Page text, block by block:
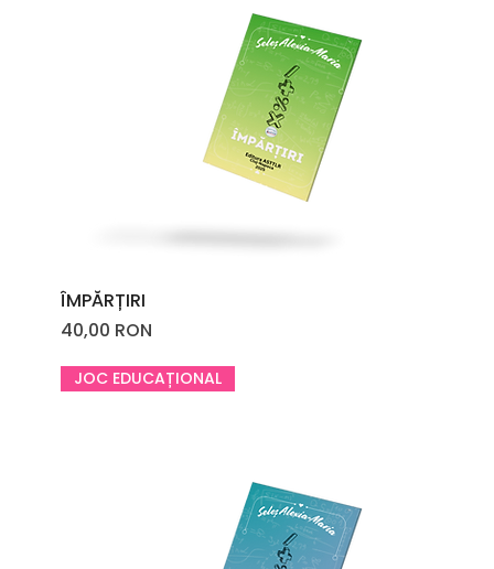
ÎMPĂRȚIRI
Price
40,00 RON
JOC EDUCAȚIONAL